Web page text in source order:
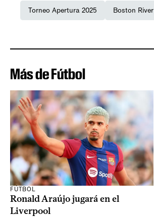
Torneo Apertura 2025 Boston River
Más de Fútbol
FÚTBOL
Ronald Araújo jugará en el
Liverpool